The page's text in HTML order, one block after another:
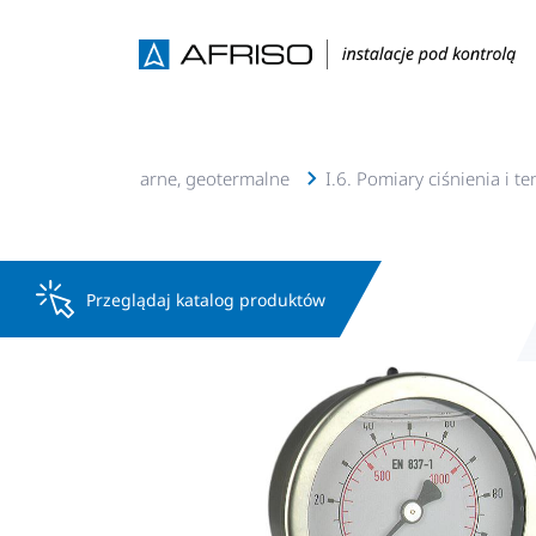
c.o., c.w.u, solarne, geotermalne I.6. Pomiary ciśnienia i
Przeglądaj katalog produktów